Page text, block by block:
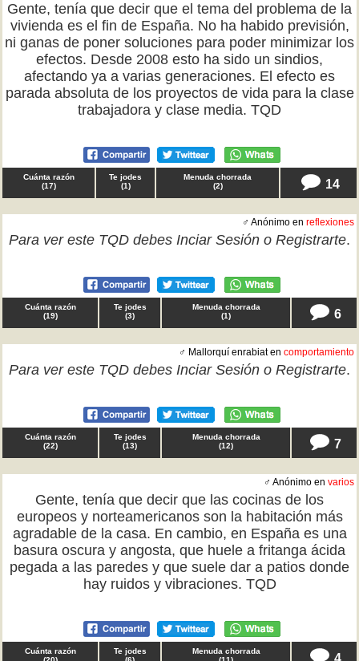
Gente, tenía que decir que el tema del problema de la
vivienda es el fin de España. No ha habido previsión,
ni ganas de poner soluciones para poder minimizar los
efectos. Desde 2008 esto ha sido un sindios,
afectando ya a varias generaciones. El efecto es
parada absoluta de los proyectos de vida para la clase
trabajadora y clase media. TQD
Cuánta razón
(17)
Te jodes
(1)
Menuda chorrada
(2) 14
♂ Anónimo en reflexiones
Para ver este TQD debes Inciar Sesión o Registrarte.
Cuánta razón
(19)
Te jodes
(3)
Menuda chorrada
(1) 6
♂ Mallorquí enrabiat en comportamiento
Para ver este TQD debes Inciar Sesión o Registrarte.
Cuánta razón
(22)
Te jodes
(13)
Menuda chorrada
(12) 7
♂ Anónimo en varios
Gente, tenía que decir que las cocinas de los
europeos y norteamericanos son la habitación más
agradable de la casa. En cambio, en España es una
basura oscura y angosta, que huele a fritanga ácida
pegada a las paredes y que suele dar a patios donde
hay ruidos y vibraciones. TQD
Cuánta razón
Te jodes
Menuda chorrada
4